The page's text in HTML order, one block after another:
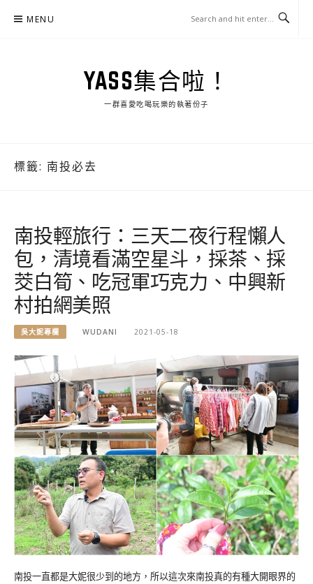
MENU
YASS集合啦！
一群喜愛吃喝玩樂的執著份子
標籤: 南投必去
南投輕旅行：三天二夜行程懶人
包，清境看滿空星斗，採茶、採
茭白筍、吃冠軍巧克力、中興新
村拍網美照
吳大妮專欄 WUDANI 2021-05-18
南投一直都是大妮很少到的地方，所以這次來南投真的有種大開眼界的